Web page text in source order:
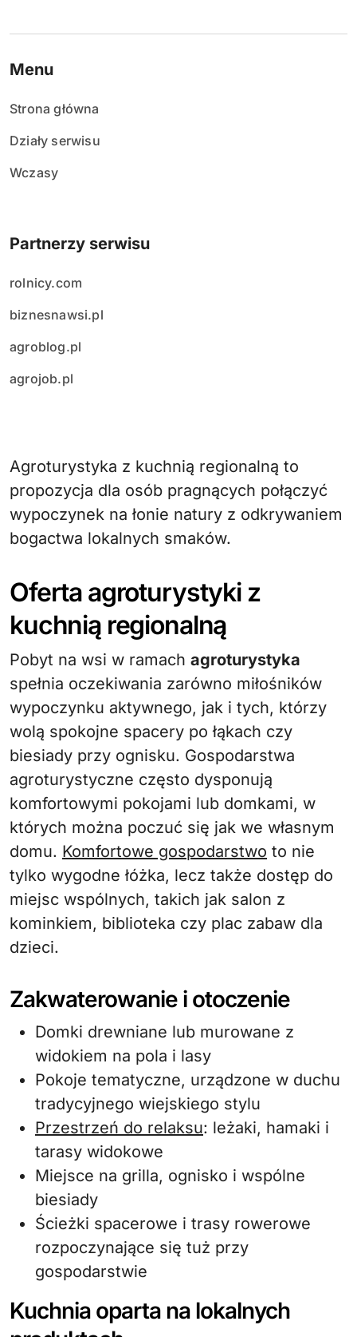
Menu
Strona główna
Działy serwisu
Wczasy
Partnerzy serwisu
rolnicy.com
biznesnawsi.pl
agroblog.pl
agrojob.pl
Agroturystyka z kuchnią regionalną to
propozycja dla osób pragnących połączyć
wypoczynek na łonie natury z odkrywaniem
bogactwa lokalnych smaków.
Oferta agroturystyki z
kuchnią regionalną
Pobyt na wsi w ramach agroturystyka
spełnia oczekiwania zarówno miłośników
wypoczynku aktywnego, jak i tych, którzy
wolą spokojne spacery po łąkach czy
biesiady przy ognisku. Gospodarstwa
agroturystyczne często dysponują
komfortowymi pokojami lub domkami, w
których można poczuć się jak we własnym
domu. Komfortowe gospodarstwo to nie
tylko wygodne łóżka, lecz także dostęp do
miejsc wspólnych, takich jak salon z
kominkiem, biblioteka czy plac zabaw dla
dzieci.
Zakwaterowanie i otoczenie
Domki drewniane lub murowane z
widokiem na pola i lasy
Pokoje tematyczne, urządzone w duchu
tradycyjnego wiejskiego stylu
Przestrzeń do relaksu: leżaki, hamaki i
tarasy widokowe
Miejsce na grilla, ognisko i wspólne
biesiady
Ścieżki spacerowe i trasy rowerowe
rozpoczynające się tuż przy
gospodarstwie
Kuchnia oparta na lokalnych